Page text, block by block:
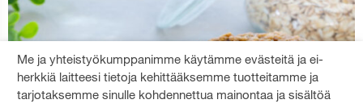
Me ja yhteistyökumppanimme käytämme evästeitä ja ei-
herkkiä laitteesi tietoja kehittääksemme tuotteitamme ja
tarjotaksemme sinulle kohdennettua mainontaa ja sisältöä